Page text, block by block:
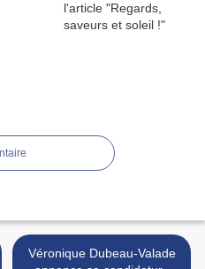
Véronique Dubeau-Valade